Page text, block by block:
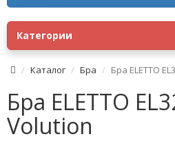
Категории
Каталог Бра Бра ELETTO
Бра ELETTO
Volution